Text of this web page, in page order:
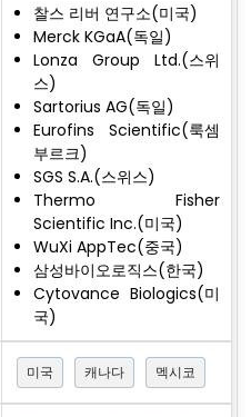
찰스 리버 연구소(미국)
Merck KGaA(독일)
Lonza Group Ltd.(스위
스)
Sartorius AG(독일)
Eurofins Scientific(룩셈
부르크)
SGS S.A.(스위스)
Thermo Fisher
Scientific Inc.(미국)
WuXi AppTec(중국)
삼성바이오로직스(한국)
Cytovance Biologics(미
국)
미국 캐나다 멕시코